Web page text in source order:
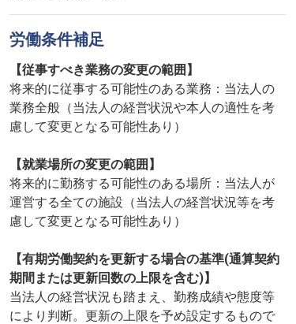
労働条件補足
【従事すべき業務の変更の範囲】
将来的に従事する可能性のある業務：当法人の
業務全般（当法人の経営状況や本人の適性を考
慮して変更となる可能性あり）
【就業場所の変更の範囲】
将来的に勤務する可能性のある場所：当法人が
運営する全ての施設（当法人の経営状況等を考
慮して変更となる可能性あり）
【有期労働契約を更新する場合の基準(通算契約
期間または更新回数の上限を含む)】
当法人の経営状況も踏まえ、勤務成績や態度等
により判断。更新の上限を予め設定するもので